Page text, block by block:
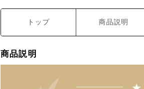
トップ 商品説明
商品説明